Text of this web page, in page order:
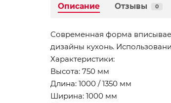
Описание Отзывы 0
Современная форма
дизайны кухонь.
Характеристики:
Высота: 750 мм
Длина: 1000 / 1350 мм
Ширина: 1000 мм